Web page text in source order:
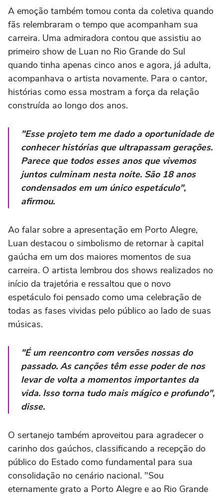
A emoção também tomou conta da coletiva quando
fãs relembraram o tempo que acompanham sua
carreira. Uma admiradora contou que assistiu ao
primeiro show de Luan no Rio Grande do Sul
quando tinha apenas cinco anos e agora, já adulta,
acompanhava o artista novamente. Para o cantor,
histórias como essa mostram a força da relação
construída ao longo dos anos.
"Esse projeto tem me dado a oportunidade de
conhecer histórias que ultrapassam gerações.
Parece que todos esses anos que vivemos
juntos culminam nesta noite. São 18 anos
condensados em um único espetáculo",
afirmou.
Ao falar sobre a apresentação em Porto Alegre,
Luan destacou o simbolismo de retornar à capital
gaúcha em um dos maiores momentos de sua
carreira. O artista lembrou dos shows realizados no
início da trajetória e ressaltou que o novo
espetáculo foi pensado como uma celebração de
todas as fases vividas pelo público ao lado de suas
músicas.
"É um reencontro com versões nossas do
passado. As canções têm esse poder de nos
levar de volta a momentos importantes da
vida. Isso torna tudo mais mágico e profundo",
disse.
O sertanejo também aproveitou para agradecer o
carinho dos gaúchos, classificando a recepção do
público do Estado como fundamental para sua
consolidação no cenário nacional. "Sou
eternamente grato a Porto Alegre e ao Rio Grande